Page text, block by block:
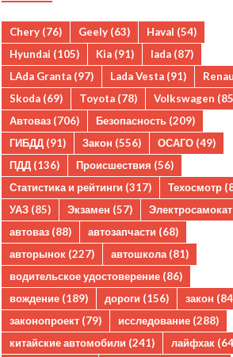
Chery (76) Geely (63) Haval (54)
Hyundai (105) Kia (91) lada (87)
LAda Granta (97) Lada Vesta (91)
Skoda (69) Toyota (78) Volkswagen
Автоваз (706) Безопасность (209)
ГИБДД (91) Закон (556) ОСАГО (49)
ПДД (136) Происшествия (56)
Статистика и рейтинги (317) Техосмотр
УАЗ (85) Экзамен (57) Электросамокат
автоваз (88) автозапчасти (68)
авторынок (227) автошкола (81)
водительское удостоверение (86)
вождение (189) дороги (156) закон
законопроект (79) исследование (288)
китайские автомобили (241) лайфхак